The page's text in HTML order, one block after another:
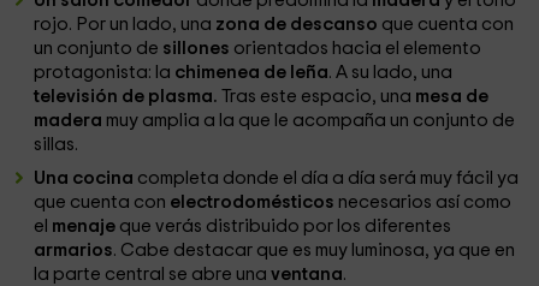
rojo. Por un lado, una zona de descanso que cuenta con
un conjunto de sillones orientados hacia el elemento
protagonista: la chimenea de leña. A su lado, una
televisión de plasma.
Tras este espacio, una mesa de
madera muy amplia a la que le acompaña un conjunto de
sillas.
Una cocina completa donde el día a día será muy fácil ya
que cuenta con electrodomésticos necesarios así como
el menaje que verás distribuido por los diferentes
armarios. Cabe destacar que es muy luminosa, ya que en
la parte central se abre unaventana.